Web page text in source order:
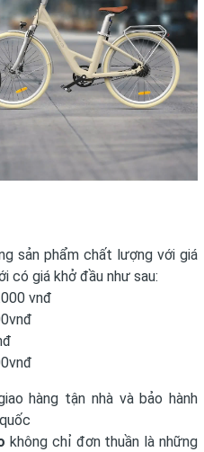
sản phẩm chất lượng với giá
có giá khở đầu như sau:
vnđ
hàng tận nhà và bảo hành
không chỉ đơn thuần là những